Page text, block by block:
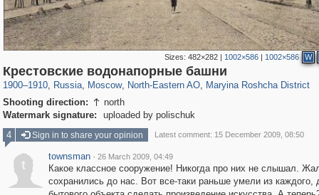
Sizes: 482×282| 1002×586| 1002×586 W
Крестовские водонапорные башни
1900–1910, Russia
1,406,291 29,243
, Moscow
319,780 8,286
, North-Eastern AO
24,488 250
, Maryina Roshcha District
2,017
Shooting direction:  north
Watermark signature:
uploaded by polischuk
4
Sign in to share your opinion Latest comment: 15 December 2009, 08:50
t
townsman · 26 March 2009, 04:49
Какое классное сооружение! Никогда про них не слышал.
сохранились до нас. Вот все-таки раньше умели из каждого,